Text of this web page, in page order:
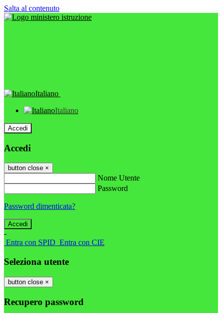
Salta al contenuto
Italiano
Italiano
Accedi
Accedi
button close ×
Nome Utente
Password
Password dimenticata?
-
Entra con SPID Entra con CIE
Seleziona utente
button close ×
Recupero password